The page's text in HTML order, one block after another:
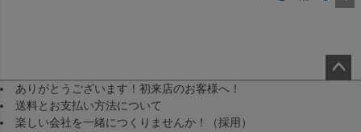
ありがとうございます！初来店のお客様へ！
送料とお支払い方法について
楽しい会社を一緒につくりませんか！（採用）